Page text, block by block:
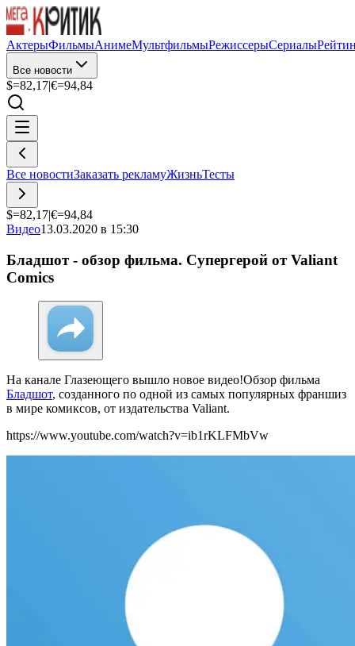
АктерыФильмыАнимеМультфильмыРежиссерыСериалы
Все новости
$=82,17|€=94,84
Все новостиЗаказать рекламуЖизньТесты
$=82,17|€=94,84
Видео13.03.2020 в 15:30
Бладшот - обзор фильма. Супергерой от Valiant
Comics
На канале Глазеющего вышло новое видео!Обзор фильма
Бладшот, созданного по одной из самых популярных франшиз
в мире комиксов, от издательства Valiant.
https://www.youtube.com/watch?v=ib1rKLFMbVw